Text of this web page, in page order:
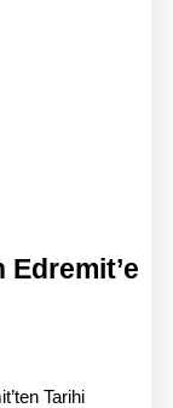
Tarihi